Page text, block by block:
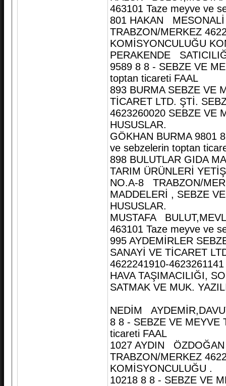
463101 Taze meyve ve
801 HAKAN
TRABZON/MERKEZ
KOMİSYONCULUĞU
PERAKENDE
9589 8 8 - SEBZE VE
toptan ticareti FAAL
893 BURMA SEBZE VE
TİCARET LTD. ŞTİ.
4623260020 SEBZE VE
HUSUSLAR.
GÖKHAN BURMA 9801
ve sebzelerin toptan
898 BULUTLAR GIDA
TARIM ÜRÜNLERİ
NO.A-8 TRABZON/
MADDELERİ , SEBZE
HUSUSLAR.
MUSTAFA
463101 Taze meyve ve
995 AYDEMİRLER
SANAYİ VE TİCARET
4622241910-
HAVA TAŞIMACILIĞI,
SATMAK VE MUK.
NEDİM
8 8 - SEBZE VE MEYVE
ticareti FAAL
1027 AYDIN
TRABZON/MERKEZ
KOMİSYONCULUĞU .
10218 8 8 - SEBZE VE